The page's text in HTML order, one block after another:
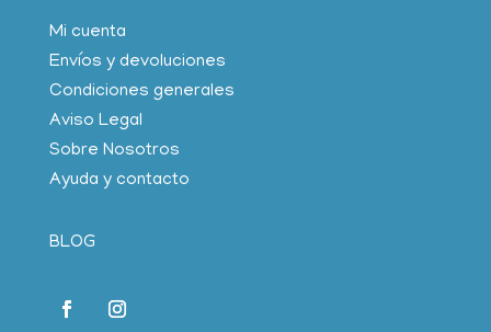
Mi cuenta
Envíos y devoluciones
Condiciones generales
Aviso Legal
Sobre Nosotros
Ayuda y contacto
BLOG